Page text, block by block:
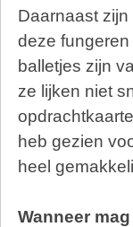
Daarnaast
deze
balletjes zijn
ze lijken niet
heb gezien
heel
Wanneer